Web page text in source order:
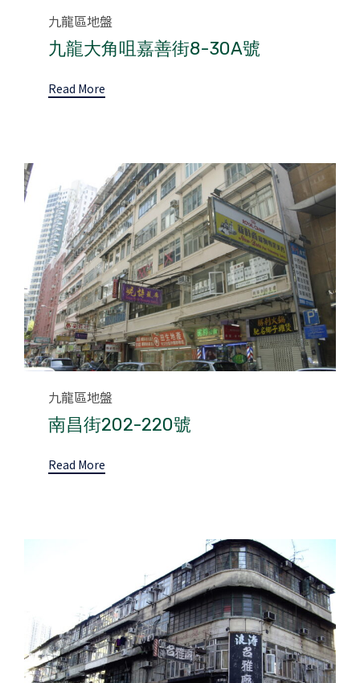
Category
九龍區地盤
九龍大角咀嘉善街8-30A號
Read More
Category
九龍區地盤
南昌街202-220號
Read More